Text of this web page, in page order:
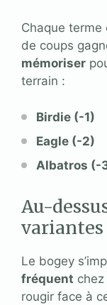
Chaque terme
de coups
mémoriser
terrain :
Birdie (-1)
Eagle (-2)
Albatros (-
Au-
variantes
Le bogey
fréquent
rougir face à